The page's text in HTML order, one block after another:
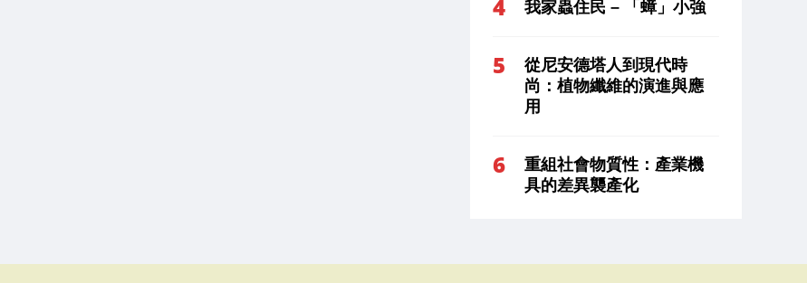
我家蟲住民 – 「蟑」小強
從尼安德塔人到現代時
尚：植物纖維的演進與應
用
重組社會物質性：產業機
具的差異襲產化